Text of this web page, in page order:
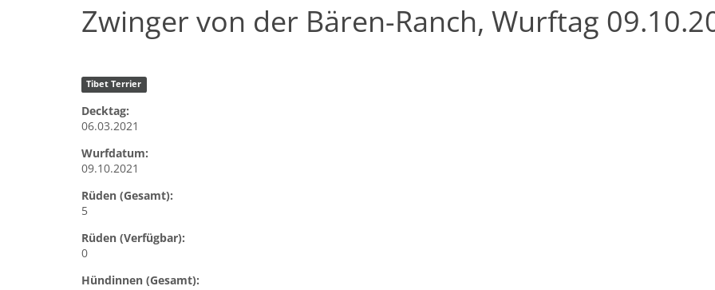
Zwinger von der Bären-Ranch, Wurftag
Tibet Terrier
Decktag:
06.03.2021
Wurfdatum:
09.10.2021
Rüden (Gesamt):
5
Rüden (Verfügbar):
0
Hündinnen (Gesamt):